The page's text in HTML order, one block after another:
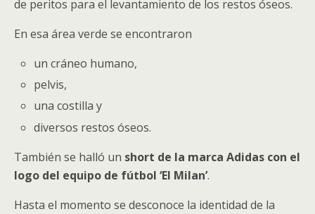
de peritos para el levantamiento de los restos óseos.
En esa área verde se encontraron
un cráneo humano,
pelvis,
una costilla y
diversos restos óseos.
También se halló un short de la marca Adidas con el
logo del equipo de fútbol ‘El Milan’.
Hasta el momento se desconoce la identidad de la